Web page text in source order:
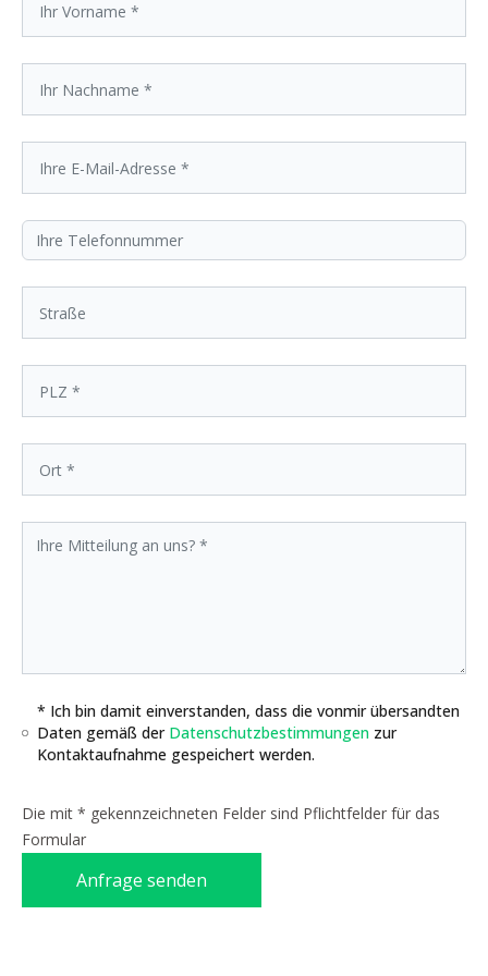
* Ich bin damit einverstanden, dass die vonmir übersandten
Daten gemäß der Datenschutzbestimmungen zur
Kontaktaufnahme gespeichert werden.
Die mit * gekennzeichneten Felder sind Pflichtfelder für das
Formular
Anfrage senden